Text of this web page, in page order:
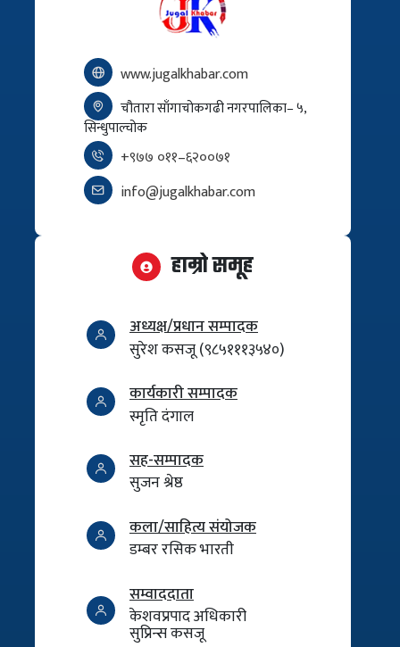
www.jugalkhabar.com
चौतारा साँगाचोकगढी नगरपालिका– ५,
सिन्धुपाल्चोक
+९७७ ०११–६२००७१
info@jugalkhabar.com
हाम्रो समूह
अध्यक्ष/प्रधान सम्पादक
सुरेश कसजू (९८५१११३५४०)
कार्यकारी सम्पादक
स्मृति दंगाल
सह-सम्पादक
सुजन श्रेष्ठ
कला/साहित्य संयोजक
डम्बर रसिक भारती
सम्वाददाता
केशवप्रपाद अधिकारी
सुप्रिन्स कसजू